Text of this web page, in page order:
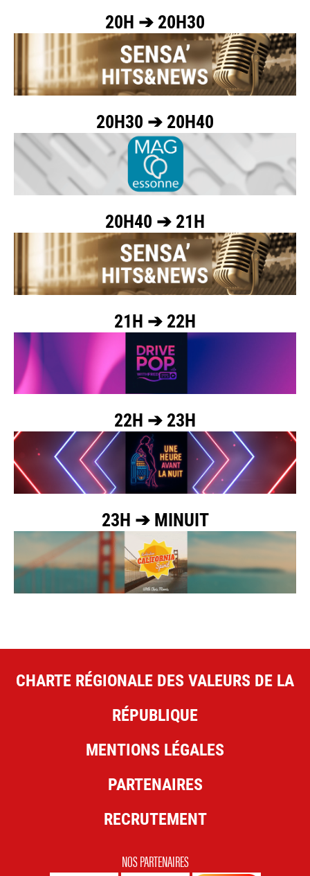
20H ➔ 20H30
20H30 ➔ 20H40
20H40 ➔ 21H
21H ➔ 22H
22H ➔ 23H
23H ➔ MINUIT
CHARTE RÉGIONALE DES VALEURS DE LA
RÉPUBLIQUE
MENTIONS LÉGALES
PARTENAIRES
RECRUTEMENT
NOS PARTENAIRES